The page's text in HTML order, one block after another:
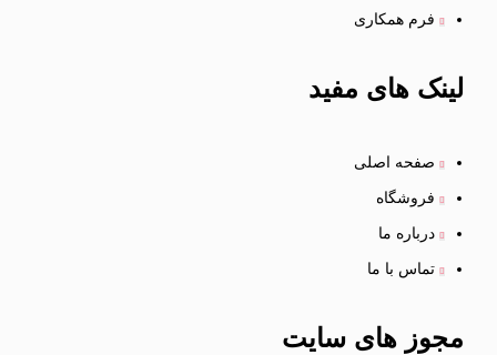
فرم همکاری
لینک های مفید
صفحه اصلی
فروشگاه
درباره ما
تماس با ما
مجوز های سایت